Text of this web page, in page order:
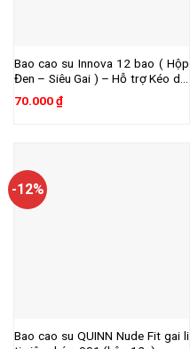
Bao cao su Innova 12 bao ( Hộp
Đen – Siêu Gai ) – Hỗ trợ Kéo dài
thời gian quan hệ
70.000₫
-12%
Bao cao su QUINN Nude Fit gai li